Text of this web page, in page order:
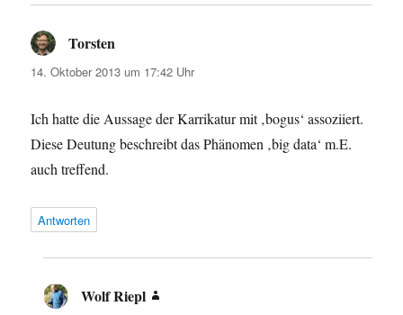
Torsten
14. Oktober 2013 um 17:42 Uhr
Ich hatte die Aussage der Karrikatur mit ‚bogus‘ assoziiert.
Diese Deutung beschreibt das Phänomen ‚big data‘ m.E.
auch treffend.
Antworten
Wolf Riepl